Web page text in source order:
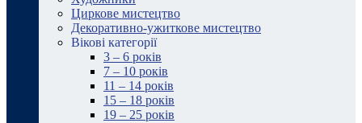
Циркове мистецтво
Декоративно-ужиткове мистецтво
Вікові категорії
3 – 6 років
7 – 10 років
11 – 14 років
15 – 18 років
19 – 25 років